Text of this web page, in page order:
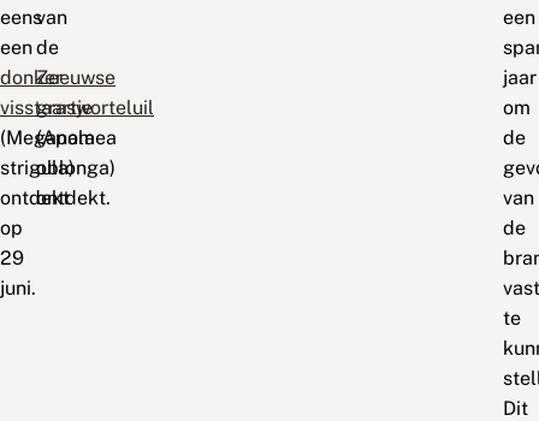
eens
een
donker
visstaartje
(Meganola
strigula)
ontdekt
op
29
juni.
van
de
Zeeuwse
grasworteluil
(Apamea
oblonga)
ontdekt.
een
jaar
om
de
van
de
vast
te
Dit